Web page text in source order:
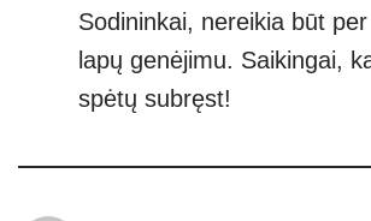
Sodininkai, nereikia būt
lapų genėjimu. Saikingai,
spėtų subręst!